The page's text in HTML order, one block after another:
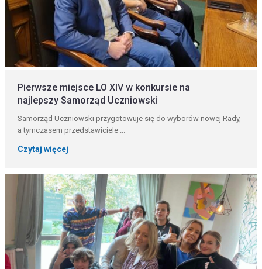
Pierwsze miejsce LO XIV w konkursie na
najlepszy Samorząd Uczniowski
Samorząd Uczniowski przygotowuje się do wyborów nowej Rady,
a tymczasem przedstawiciele ...
Czytaj więcej